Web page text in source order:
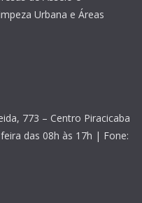
Urbana e Áreas
773 – Centro Piracicaba
das 08h às 17h | Fone: